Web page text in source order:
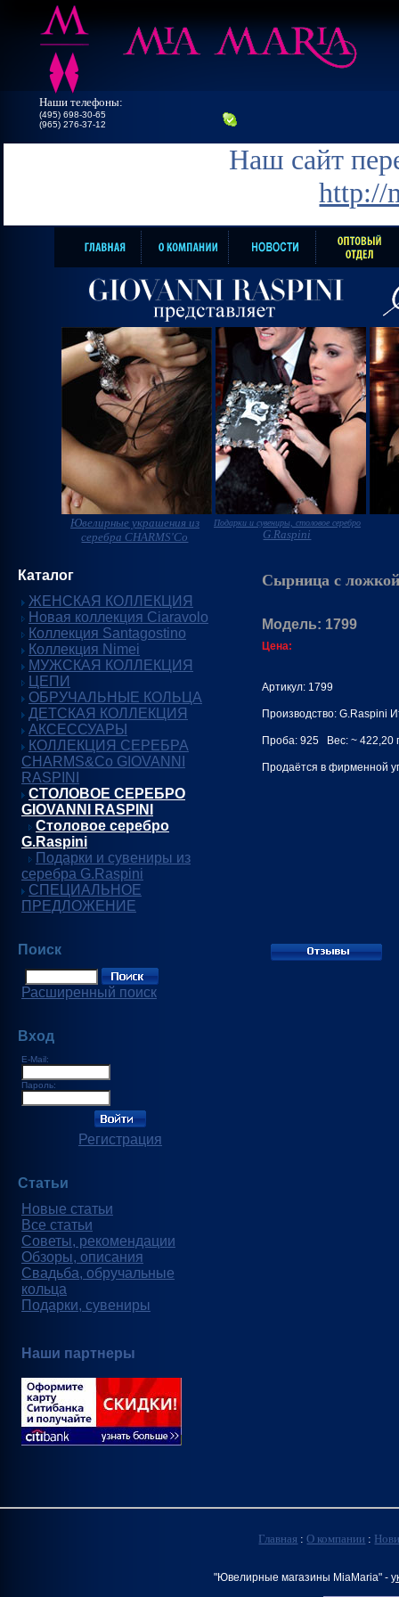
Наши телефоны:
(495) 698-30-65
(965) 276-37-12
Наш сайт
http://
Ювелирные украшения из
серебра CHARMS'Co
Подарки и сувениры, столовое серебро
G.Raspini
Каталог
ЖЕНСКАЯ КОЛЛЕКЦИЯ
Новая коллекция Ciaravolo
Коллекция Santagostino
Коллекция Nimei
МУЖСКАЯ КОЛЛЕКЦИЯ
ЦЕПИ
ОБРУЧАЛЬНЫЕ КОЛЬЦА
ДЕТСКАЯ КОЛЛЕКЦИЯ
АКСЕССУАРЫ
КОЛЛЕКЦИЯ СЕРЕБРА
CHARMS&Co GIOVANNI
RASPINI
СТОЛОВОЕ СЕРЕБРО
GIOVANNI RASPINI
Столовое серебро
G.Raspini
Подарки и сувениры из
серебра G.Raspini
СПЕЦИАЛЬНОЕ
ПРЕДЛОЖЕНИЕ
Поиск
Расширенный поиск
Вход
E-Mail:
Пароль:
Регистрация
Статьи
Новые статьи
Все статьи
Советы, рекомендации
Обзоры, описания
Свадьба, обручальные
кольца
Подарки, сувениры
Наши партнеры
Сырница с ложкой
Модель: 1799
Цена:
Артикул: 1799
Производство: G.Raspini
Проба: 925 Вес: ~ 422,20
Продаётся в фирменной
Главная :О компании :
"Ювелирные магазины MiaMaria" -